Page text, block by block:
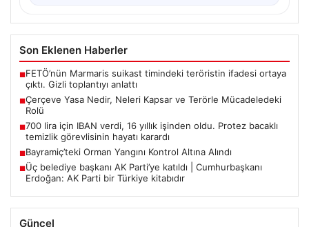
Son Eklenen Haberler
■FETÖ’nün Marmaris suikast timindeki teröristin ifadesi ortaya
çıktı. Gizli toplantıyı anlattı
■Çerçeve Yasa Nedir, Neleri Kapsar ve Terörle Mücadeledeki
Rolü
■700 lira için IBAN verdi, 16 yıllık işinden oldu. Protez bacaklı
temizlik görevlisinin hayatı karardı
■Bayramiç’teki Orman Yangını Kontrol Altına Alındı
■Üç belediye başkanı AK Parti’ye katıldı | Cumhurbaşkanı
Erdoğan: AK Parti bir Türkiye kitabıdır
Güncel